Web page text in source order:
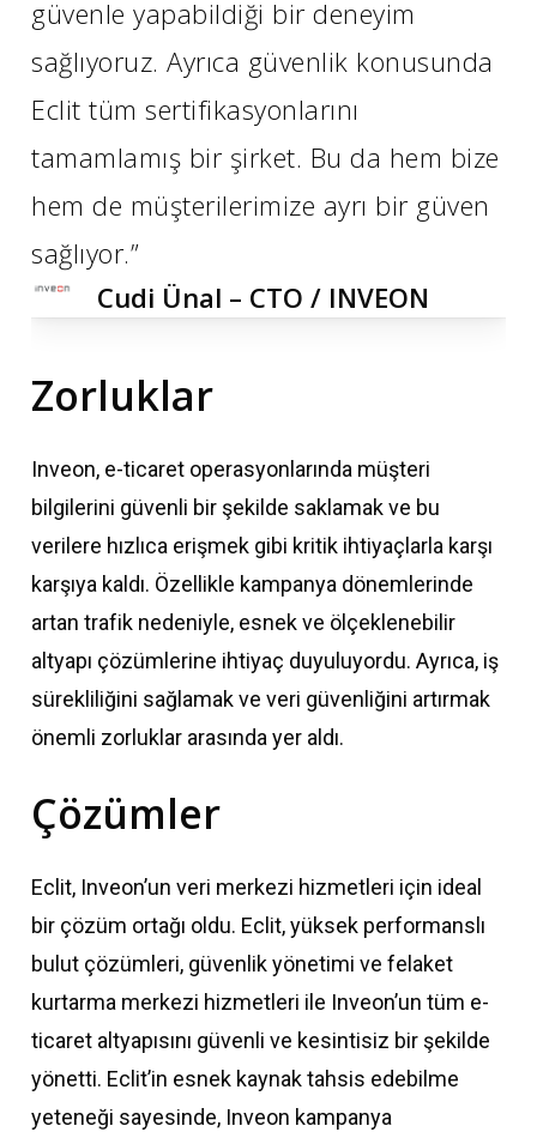
güvenle yapabildiği bir deneyim
sağlıyoruz. Ayrıca güvenlik konusunda
Eclit tüm sertifikasyonlarını
tamamlamış bir şirket. Bu da hem bize
hem de müşterilerimize ayrı bir güven
sağlıyor.”
Cudi Ünal – CTO / INVEON
Zorluklar
Inveon, e-ticaret operasyonlarında müşteri
bilgilerini güvenli bir şekilde saklamak ve bu
verilere hızlıca erişmek gibi kritik ihtiyaçlarla karşı
karşıya kaldı. Özellikle kampanya dönemlerinde
artan trafik nedeniyle, esnek ve ölçeklenebilir
altyapı çözümlerine ihtiyaç duyuluyordu. Ayrıca, iş
sürekliliğini sağlamak ve veri güvenliğini artırmak
önemli zorluklar arasında yer aldı.
Çözümler
Eclit, Inveon’un veri merkezi hizmetleri için ideal
bir çözüm ortağı oldu. Eclit, yüksek performanslı
bulut çözümleri, güvenlik yönetimi ve felaket
kurtarma merkezi hizmetleri ile Inveon’un tüm e-
ticaret altyapısını güvenli ve kesintisiz bir şekilde
yönetti. Eclit’in esnek kaynak tahsis edebilme
yeteneği sayesinde, Inveon kampanya